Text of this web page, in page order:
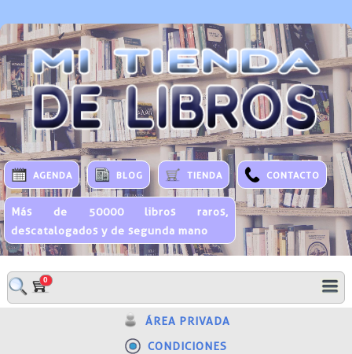
AGENDA BLOG TIENDA CONTACTO
Más de 50000 libros raros,
descatalogados y de segunda mano
0
ÁREA PRIVADA
CONDICIONES